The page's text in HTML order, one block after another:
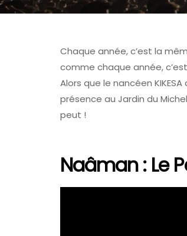
Chaque année, c’est la
comme chaque année,
Alors que le nancéen
présence au Jardin du
peut !
Naâman : Le